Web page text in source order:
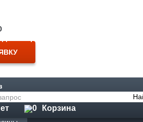
0 Корзина
от 40 м3 10 % скидка
Отбеливатели древесины
древесины